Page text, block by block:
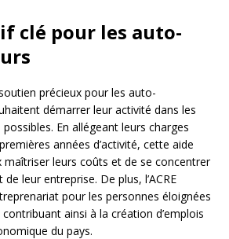
clé pour les auto-
précieux pour les auto-
démarrer leur activité dans les
En allégeant leurs charges
années d’activité, cette aide
leurs coûts et de se concentrer
leur entreprise. De plus, l’ACRE
pour les personnes éloignées
ainsi à la création d’emplois
du pays.